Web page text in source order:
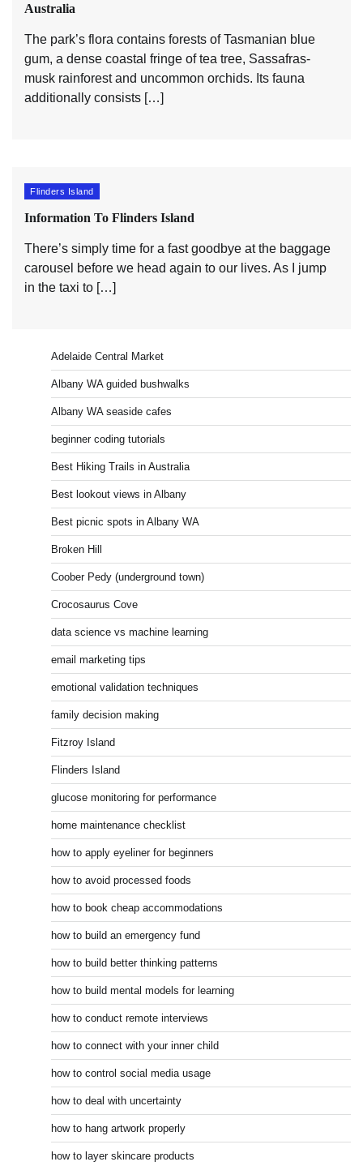
Australia
The park’s flora contains forests of Tasmanian blue
gum, a dense coastal fringe of tea tree, Sassafras-
musk rainforest and uncommon orchids. Its fauna
additionally consists […]
Flinders Island
Information To Flinders Island
There’s simply time for a fast goodbye at the baggage
carousel before we head again to our lives. As I jump
in the taxi to […]
Adelaide Central Market
Albany WA guided bushwalks
Albany WA seaside cafes
beginner coding tutorials
Best Hiking Trails in Australia
Best lookout views in Albany
Best picnic spots in Albany WA
Broken Hill
Coober Pedy (underground town)
Crocosaurus Cove
data science vs machine learning
email marketing tips
emotional validation techniques
family decision making
Fitzroy Island
Flinders Island
glucose monitoring for performance
home maintenance checklist
how to apply eyeliner for beginners
how to avoid processed foods
how to book cheap accommodations
how to build an emergency fund
how to build better thinking patterns
how to build mental models for learning
how to conduct remote interviews
how to connect with your inner child
how to control social media usage
how to deal with uncertainty
how to hang artwork properly
how to layer skincare products